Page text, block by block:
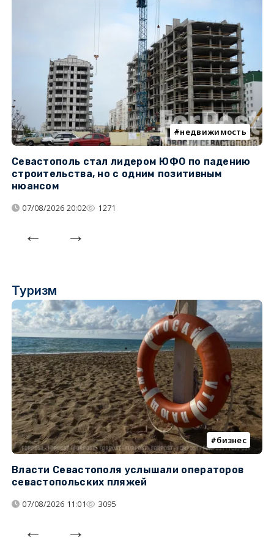
недвижимость
Севастополь стал лидером ЮФО по падению
строительства, но с одним позитивным
нюансом
07/08/2026 20:02 1271
Туризм
бизнес
Власти Севастополя услышали операторов
севастопольских пляжей
07/08/2026 11:01 3095